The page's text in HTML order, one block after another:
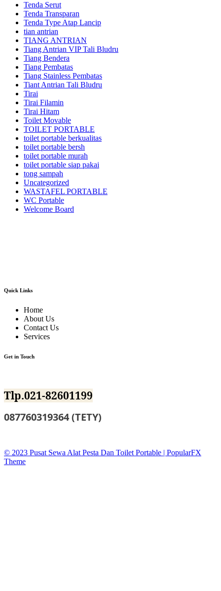
Tenda Serut
Tenda Transparan
Tenda Type Atap Lancip
tian antrian
TIANG ANTRIAN
Tiang Antrian VIP Tali Bludru
Tiang Bendera
Tiang Pembatas
Tiang Stainless Pembatas
Tiant Antrian Tali Bludru
Tirai
Tirai Filamin
Tirai Hitam
Toilet Movable
TOILET PORTABLE
toilet portable berkualitas
toilet portable bersh
toilet portable murah
toilet portable siap pakai
tong sampah
Uncategorized
WASTAFEL PORTABLE
WC Portable
Welcome Board
Quick Links
Home
About Us
Contact Us
Services
Get in Touch
Tlp.021-82601199
087760319364 (TETY)
© 2023 Pusat Sewa Alat Pesta Dan Toilet Portable | PopularFX
Theme